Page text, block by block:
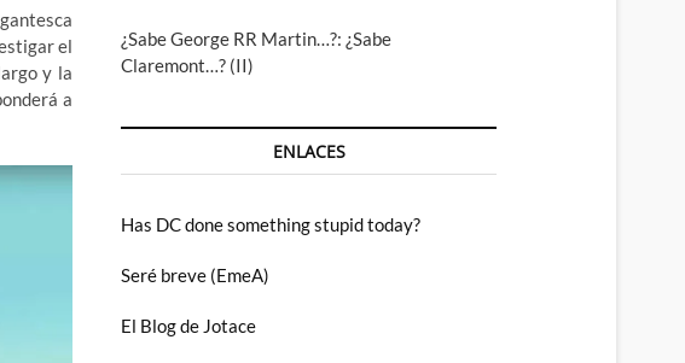
el
y la
a
¿Sabe George RR Martin…?: ¿Sabe
Claremont…? (II)
ENLACES
Has DC done something stupid today?
Seré breve (EmeA)
El Blog de Jotace